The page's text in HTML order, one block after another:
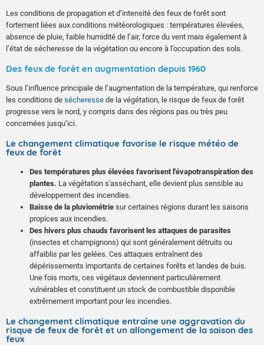
Les conditions de propagation et d’intensité des feux de forêt sont
fortement liées aux conditions météorologiques : températures élevées,
absence de pluie, faible humidité de l’air, force du vent mais également à
l’état de sécheresse de la végétation ou encore à l’occupation des sols.
Des feux de forêt en augmentation depuis 1960
Sous l’influence principale de l’augmentation de la température, qui renforce
les conditions de sécheresse de la végétation, le risque de feux de forêt
progresse vers le nord, y compris dans des régions pas ou très peu
concernées jusqu’ici.
Le changement climatique favorise le risque météo de
feux de forêt
Des températures plus élevées favorisent l'évapotranspiration des
plantes. La végétation s'asséchant, elle devient plus sensible au
développement des incendies.
Baisse de la pluviométrie sur certaines régions durant les saisons
propices aux incendies.
Des hivers plus chauds favorisent les attaques de parasites
(insectes et champignons) qui sont généralement détruits ou
affaiblis par les gelées. Ces attaques entraînent des
dépérissements importants de certaines forêts et landes de buis.
Une fois morts, ces végétaux deviennent particulièrement
vulnérables et constituent un stock de combustible disponible
extrêmement important pour les incendies.
Le changement climatique entraîne une aggravation du
risque de feux de forêt et un allongement de la saison des
feux